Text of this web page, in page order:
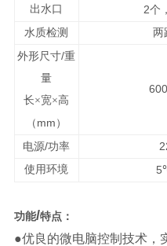
出水口 2个，
水质检测
两
外形尺寸/重
量
长×宽×高
（ mm ）
600
电源/功率
使用环境 5
功能/特点：
●优良的微电脑控制技术，